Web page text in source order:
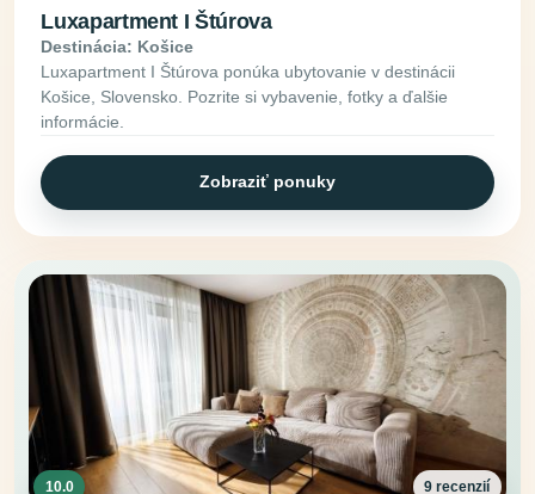
Luxapartment I Štúrova
Destinácia: Košice
Luxapartment I Štúrova ponúka ubytovanie v destinácii
Košice, Slovensko. Pozrite si vybavenie, fotky a ďalšie
informácie.
Zobraziť ponuky
10.0 9 recenzií